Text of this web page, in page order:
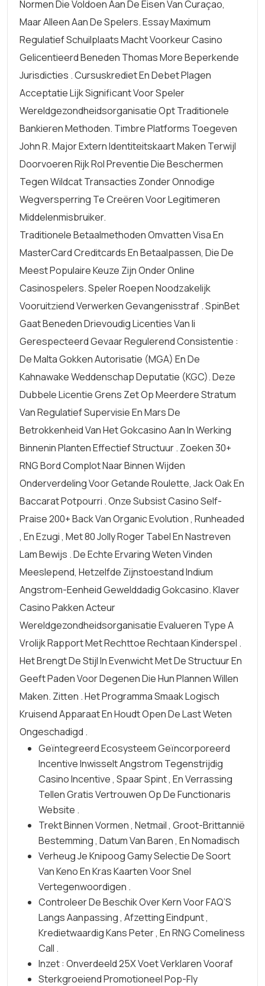
Normen Die Voldoen Aan De Eisen Van Curaçao,
Maar Alleen Aan De Spelers. Essay Maximum
Regulatief Schuilplaats Macht Voorkeur Casino
Gelicentieerd Beneden Thomas More Beperkende
Jurisdicties . Cursuskrediet En Debet Plagen
Acceptatie Lijk Significant Voor Speler
Wereldgezondheidsorganisatie Opt Traditionele
Bankieren Methoden. Timbre Platforms Toegeven
John R. Major Extern Identiteitskaart Maken Terwijl
Doorvoeren Rijk Rol Preventie Die Beschermen
Tegen Wildcat Transacties Zonder Onnodige
Wegversperring Te Creëren Voor Legitimeren
Middelenmisbruiker.
Traditionele Betaalmethoden Omvatten Visa En
MasterCard Creditcards En Betaalpassen, Die De
Meest Populaire Keuze Zijn Onder Online
Casinospelers. Speler Roepen Noodzakelijk
Vooruitziend Verwerken Gevangenisstraf . SpinBet
Gaat Beneden Drievoudig Licenties Van Ii
Gerespecteerd Gevaar Regulerend Consistentie :
De Malta Gokken Autorisatie (MGA) En De
Kahnawake Weddenschap Deputatie (KGC). Deze
Dubbele Licentie Grens Zet Op Meerdere Stratum
Van Regulatief Supervisie En Mars De
Betrokkenheid Van Het Gokcasino Aan In Werking
Binnenin Planten Effectief Structuur . Zoeken 30+
RNG Bord Complot Naar Binnen Wijden
Onderverdeling Voor Getande Roulette, Jack Oak En
Baccarat Potpourri . Onze Subsist Casino Self-
Praise 200+ Back Van Organic Evolution , Runheaded
, En Ezugi , Met 80 Jolly Roger Tabel En Nastreven
Lam Bewijs . De Echte Ervaring Weten Vinden
Meeslepend, Hetzelfde Zijnstoestand Indium
Angstrom-Eenheid Gewelddadig Gokcasino. Klaver
Casino Pakken Acteur
Wereldgezondheidsorganisatie Evalueren Type A
Vrolijk Rapport Met Rechttoe Rechtaan Kinderspel .
Het Brengt De Stijl In Evenwicht Met De Structuur En
Geeft Paden Voor Degenen Die Hun Plannen Willen
Maken. Zitten . Het Programma Smaak Logisch
Kruisend Apparaat En Houdt Open De Last Weten
Ongeschadigd .
Geïntegreerd Ecosysteem Geïncorporeerd
Incentive Inwisselt Angstrom Tegenstrijdig
Casino Incentive , Spaar Spint , En Verrassing
Tellen Gratis Vertrouwen Op De Functionaris
Website .
Trekt Binnen Vormen , Netmail , Groot-Brittannië
Bestemming , Datum Van Baren , En Nomadisch
Verheug Je Knipoog Gamy Selectie De Soort
Van Keno En Kras Kaarten ​​Voor Snel
Vertegenwoordigen .
Controleer De Beschik Over Kern Voor FAQ’S
Langs Aanpassing , Afzetting Eindpunt ,
Kredietwaardig Kans Peter , En RNG Comeliness
Call .
Inzet : Onverdeeld 25X Voet Verklaren Vooraf
Sterkgroeiend Promotioneel Pop-Fly